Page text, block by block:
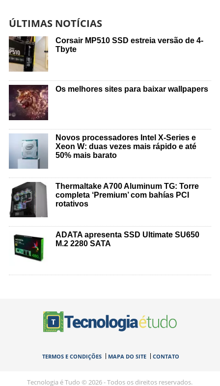
ÚLTIMAS NOTÍCIAS
Corsair MP510 SSD estreia versão de 4-
Tbyte
Os melhores sites para baixar wallpapers
Novos processadores Intel X-Series e
Xeon W: duas vezes mais rápido e até
50% mais barato
Thermaltake A700 Aluminum TG: Torre
completa ‘Premium’ com bahías PCI
rotativos
ADATA apresenta SSD Ultimate SU650
M.2 2280 SATA
TERMOS E CONDIÇÕES MAPA DO SITE CONTATO
Tecnologia é Tudo © 2026 - Todos os direitos reservados.